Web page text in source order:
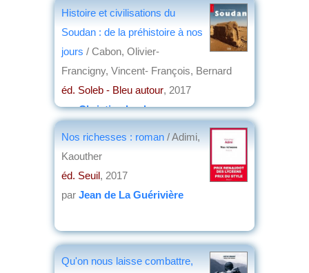
Histoire et civilisations du
Soudan : de la préhistoire à nos
jours / Cabon, Olivier-
Francigny, Vincent- François, Bernard
éd. Soleb - Bleu autour, 2017
parChristian Lochon
Nos richesses : roman / Adimi,
Kaouther
éd. Seuil, 2017
par Jean de La Guérivière
Qu'on nous laisse combattre,